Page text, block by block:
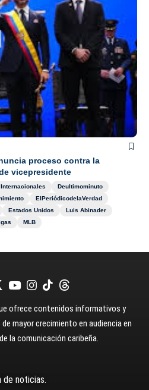
proceso contra la
vicepresidente
Internacionales
Deultimominuto
ElPeriódicodelaVerdad
Estados Unidos
Luis Abinader
MLB
ofrece contenidos informativos y
mayor crecimiento en audiencia en
la comunicación caribeña.
noticias.